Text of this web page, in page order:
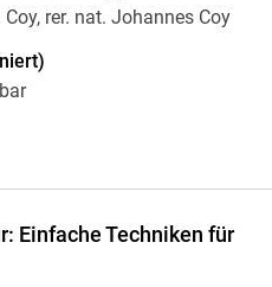
rer. nat. Johannes Coy
Einfache Techniken für